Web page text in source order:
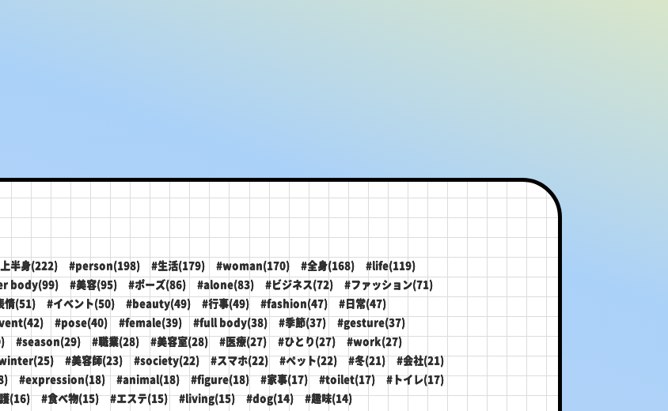
半身(222) #person(198) #生活(179) #woman(170) #全身(168)
#life(119)
body(99) #美容(95) #ポーズ(86) #alone(83) #ビジネス(72)
#ファッション(71)
情(51) #イベント(50) #beauty(49) #行事(49) #fashion(47)
#日常(47)
#pose(40) #female(39) #full body(38) #季節(37)
#gesture(37)
#season(29) #職業(28) #美容室(28) #医療(27) #ひとり(27)
#work(27)
#美容師(23) #society(22) #スマホ(22) #ペット(22) #冬(21)
#会社(21)
#expression(18) #animal(18) #figure(18) #家事(17) #toilet(17)
#トイレ(17)
(16) #食べ物(15) #エステ(15) #living(15) #dog(14)
#趣味(14)